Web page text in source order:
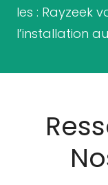
les : Rayzeek
l’installation